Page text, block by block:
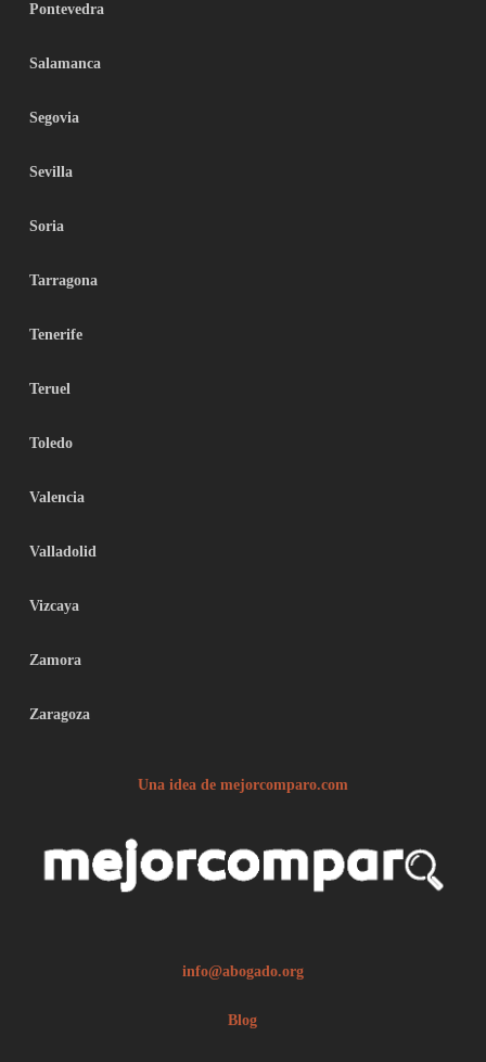
Pontevedra
Salamanca
Segovia
Sevilla
Soria
Tarragona
Tenerife
Teruel
Toledo
Valencia
Valladolid
Vizcaya
Zamora
Zaragoza
Una idea de mejorcomparo.com
info@abogado.org
Blog